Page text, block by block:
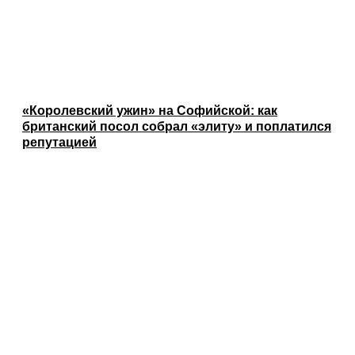
«Королевский ужин» на Софийской: как
британский посол собрал «элиту» и поплатился
репутацией